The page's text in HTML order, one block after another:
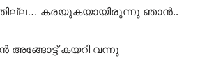
കരയുകയായിരുന്നു ഞാൻ..
അങ്ങോട്ട്‌ കയറി വന്നു